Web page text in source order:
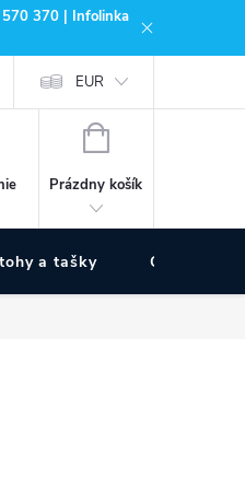
370 | Infolinka
EUR
NÁKUPNÝ
Prázdny košík
a tašky Outdoor